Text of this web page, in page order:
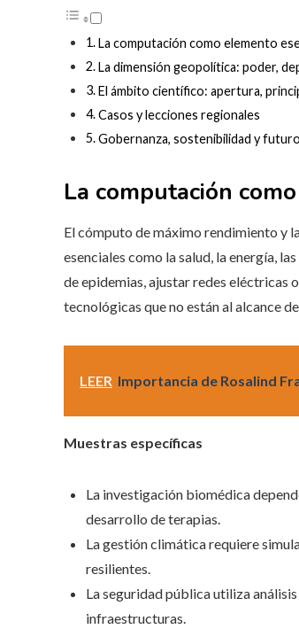
La computación como elemento
La dimensión geopolítica: poder,
El ámbito científico: apertura,
Casos y lecciones regionales
Gobernanza, sostenibilidad y futuro
La computación
El cómputo de máximo rendimiento y
esenciales como la salud, la energía,
de epidemias, ajustar redes eléctricas
tecnológicas que no están al alcance
LEER Importancia de Rosalind
Muestras específicas
La investigación biomédica
desarrollo de terapias.
La gestión climática requiere
resilientes.
La seguridad pública utiliza
infraestructuras.